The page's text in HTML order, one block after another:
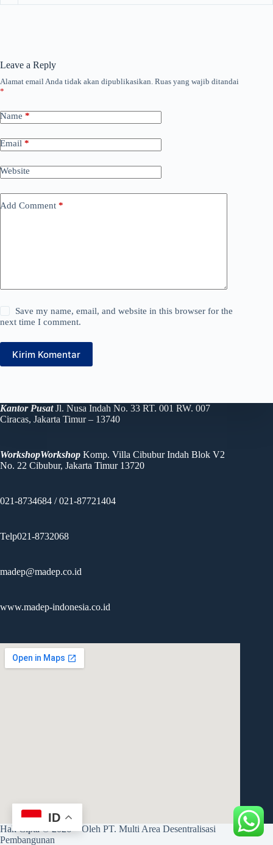
Leave a Reply
Alamat email Anda tidak akan dipublikasikan. Ruas yang wajib ditandai
*
Name *
Email *
Website
Add Comment *
Save my name, email, and website in this browser for the
next time I comment.
Kirim Komentar
Kantor PusatJl. Nusa Indah No. 33 RT. 001 RW. 007
Ciracas, Jakarta Timur – 13740
WorkshopWorkshop Komp. Villa Cibubur Indah Blok V2
No. 22 Cibubur, Jakarta Timur 13720
021-8734684 / 021-87721404
Telp021-8732068
madep@madep.co.id
www.madep-indonesia.co.id
mapembeds.com
Hak Cipta © 2026 - Oleh PT. Multi Area Desentralisasi
Pembangunan
ID